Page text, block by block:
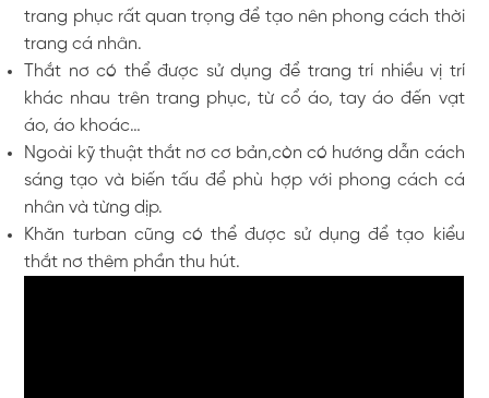
trang phục rất quan trọng để tạo nên phong cách thời
trang cá nhân.
Thắt nơ có thể được sử dụng để trang trí nhiều vị trí
khác nhau trên trang phục, từ cổ áo, tay áo đến vạt
áo, áo khoác…
Ngoài kỹ thuật thắt nơ cơ bản,còn có hướng dẫn cách
sáng tạo và biến tấu để phù hợp với phong cách cá
nhân và từng dịp.
Khăn turban cũng có thể được sử dụng để tạo kiểu
thắt nơ thêm phần thu hút.